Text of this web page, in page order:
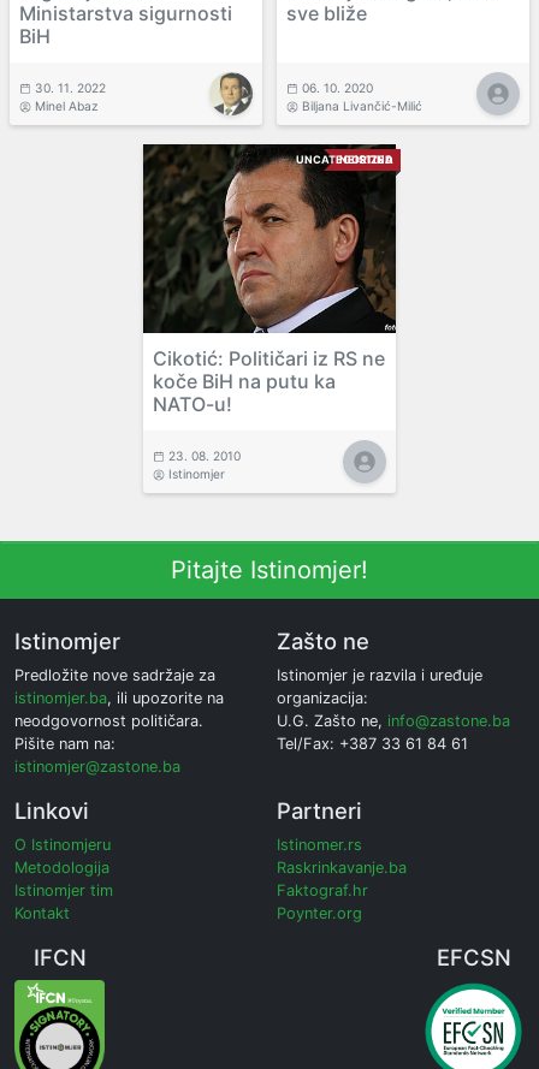
Ministarstva sigurnosti
BiH
30. 11. 2022
Minel Abaz
sve bliže
06. 10. 2020
Biljana Livančić-Milić
NEISTINA
UNCATEGORIZED
Cikotić: Političari iz RS ne
koče BiH na putu ka
NATO-u!
23. 08. 2010
Istinomjer
Pitajte Istinomjer!
Istinomjer
Predložite nove sadržaje za
istinomjer.ba, ili upozorite na
neodgovornost političara.
Pišite nam na:
istinomjer@zastone.ba
Zašto ne
Istinomjer je razvila i uređuje
organizacija:
U.G. Zašto ne, info@zastone.ba
Tel/Fax: +387 33 61 84 61
Linkovi
O Istinomjeru
Metodologija
Istinomjer tim
Kontakt
Partneri
Istinomer.rs
Raskrinkavanje.ba
Faktograf.hr
Poynter.org
IFCN EFCSN